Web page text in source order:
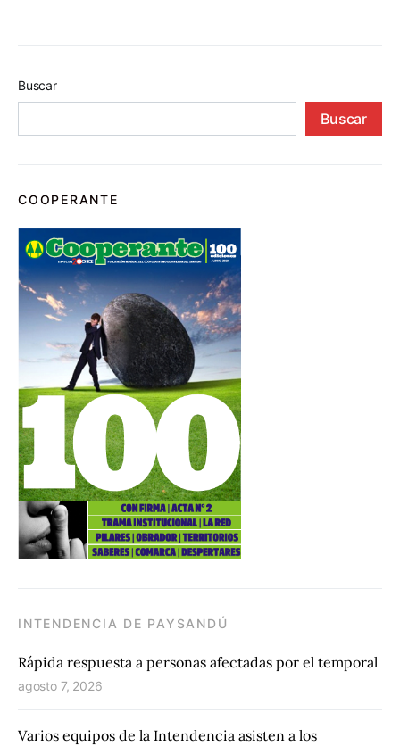
Buscar
Buscar
COOPERANTE
INTENDENCIA DE PAYSANDÚ
Rápida respuesta a personas afectadas por el temporal
agosto 7, 2026
Varios equipos de la Intendencia asisten a los